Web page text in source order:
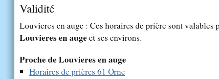
Validité
Louvieres en auge : Ces horaires de prière sont valables
Louvieres en augeet ses environs.
Proche de Louvieres en auge
Horaires de prières 61 Orne